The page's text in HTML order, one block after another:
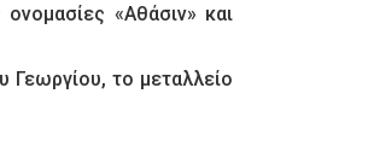
«Αθάσιν» και
Γεωργίου, το μεταλλείο